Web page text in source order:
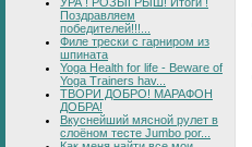
Поздравляем
победителей!!!...
Филе трески с гарниром из
шпината
Yoga Health for life - Beware of
Yoga Trainers hav...
ТВОРИ ДОБРО! МАРАФОН
ДОБРА!
Вкуснейший мясной рулет в
слоёном тесте Jumbo por...